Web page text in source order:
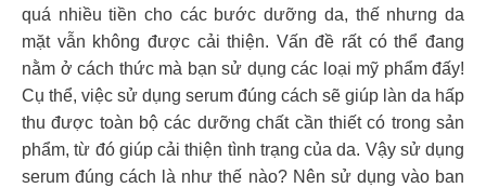
quá nhiều tiền cho các bước dưỡng da, thế nhưng da
mặt vẫn không được cải thiện. Vấn đề rất có thể đang
nằm ở cách thức mà bạn sử dụng các loại mỹ phẩm đấy!
Cụ thể, việc sử dụng serum đúng cách sẽ giúp làn da hấp
thu được toàn bộ các dưỡng chất cần thiết có trong sản
phẩm, từ đó giúp cải thiện tình trạng của da. Vậy sử dụng
serum đúng cách là như thế nào? Nên sử dụng vào ban